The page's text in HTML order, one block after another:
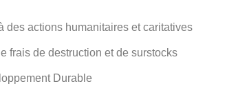
des actions humanitaires et caritatives
frais de destruction et de surstocks
Durable